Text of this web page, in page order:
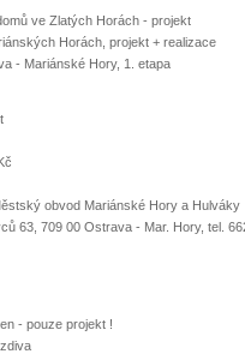
ve Zlatých Horách - projekt
Horách, projekt + realizace
- Mariánské Hory, 1. etapa
obvod Mariánské Hory a Hulváky
63, 709 00 Ostrava - Mar. Hory, tel.
- pouze projekt !